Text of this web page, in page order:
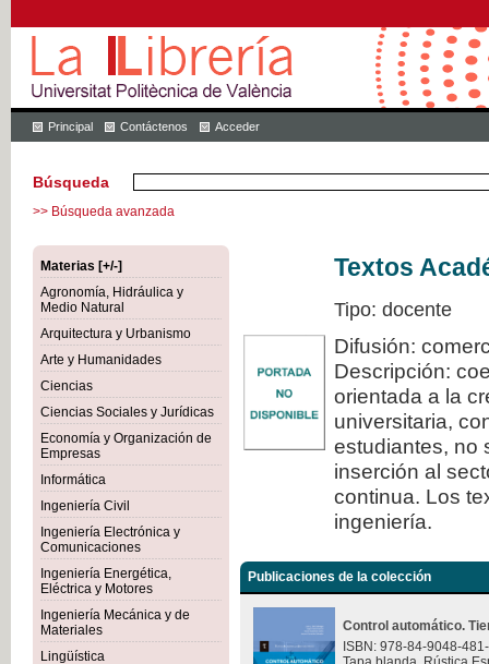
Principal Contáctenos Acceder
Búsqueda
>> Búsqueda avanzada
Materias [+/-]
Agronomía, Hidráulica y
Medio Natural
Arquitectura y Urbanismo
Arte y Humanidades
Ciencias
Ciencias Sociales y Jurídicas
Economía y Organización de
Empresas
Informática
Ingeniería Civil
Ingeniería Electrónica y
Comunicaciones
Ingeniería Energética,
Eléctrica y Motores
Ingeniería Mecánica y de
Materiales
Lingüística
Textos
Tipo: docente
Difusión:
Descripción:
orientada a la
universitaria,
estudiantes, no
inserción al
continua. Los
ingeniería.
Publicaciones de la colección
Control automático.
ISBN: 978-84-9048-